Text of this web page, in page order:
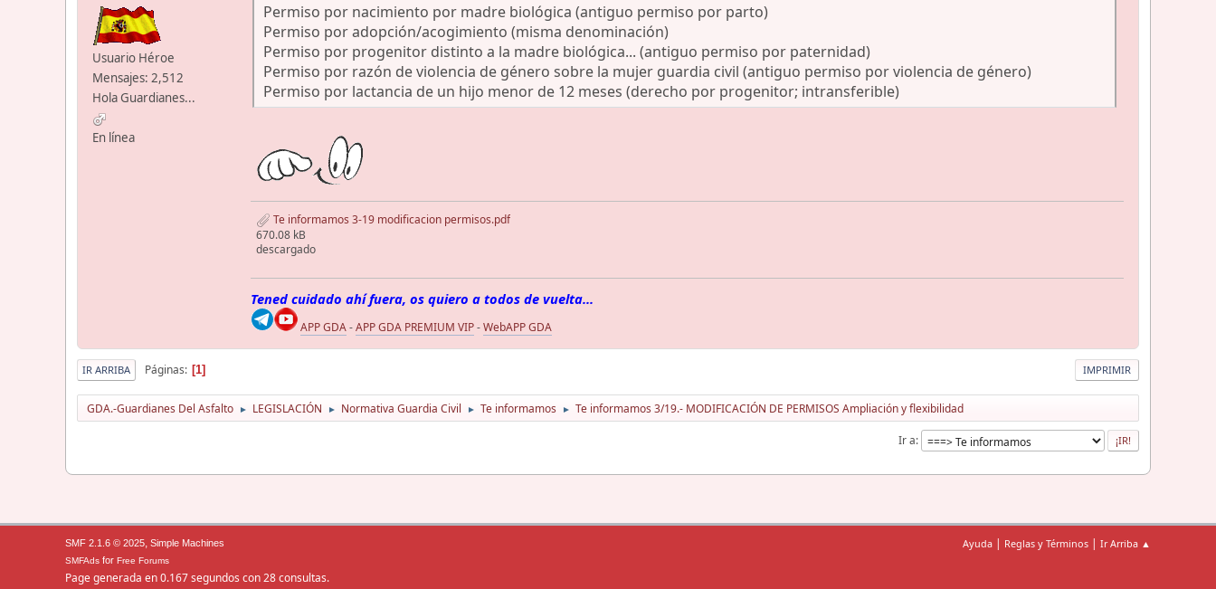
Usuario Héroe
Mensajes: 2,512
Hola Guardianes...
En línea
Permiso por nacimiento por madre biológica (antiguo permiso por parto)
Permiso por adopción/acogimiento (misma denominación)
Permiso por progenitor distinto a la madre biológica... (antiguo permiso por paternidad)
Permiso por razón de violencia de género sobre la mujer guardia civil (antiguo permiso por violencia de género)
Permiso por lactancia de un hijo menor de 12 meses (derecho por progenitor; intransferible)
Te informamos 3-19 modificacion permisos.pdf
670.08 kB
descargado
Tened cuidado ahí fuera, os quiero a todos de vuelta...
APP GDA-APP GDA PREMIUM VIP-WebAPP GDA
IMPRIMIR
IR ARRIBA Páginas 1
GDA.-Guardianes Del Asfalto ► LEGISLACIÓN ► Normativa Guardia Civil ► Te informamos ► Te informamos 3/19.- MODIFICACIÓN DE PERMISOS Ampliación y flexibilidad
Ir a
Ayuda | Reglas y Términos | Ir Arriba ▲
SMF 2.1.6 © 2025, Simple Machines
SMFAds for Free Forums
Page generada en 0.167 segundos con 28 consultas.